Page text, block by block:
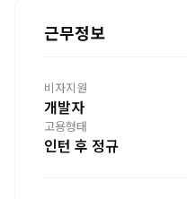
근무정보
비자지원
개발자
고용형태
인턴 후 정규